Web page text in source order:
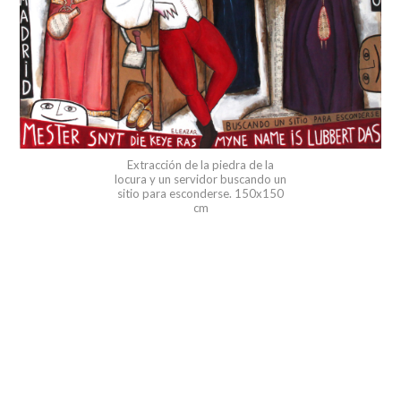
Extracción de la piedra de la
locura y un servidor buscando un
sitio para esconderse. 150x150
cm